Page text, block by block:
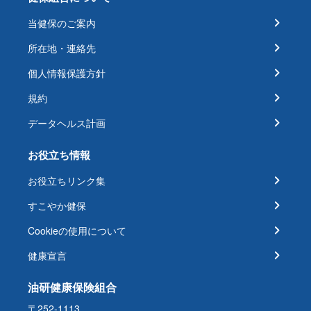
当健保のご案内
所在地・連絡先
個人情報保護方針
規約
データヘルス計画
お役立ち情報
お役立ちリンク集
すこやか健保
Cookieの使用について
健康宣言
油研健康保険組合
〒252-1113